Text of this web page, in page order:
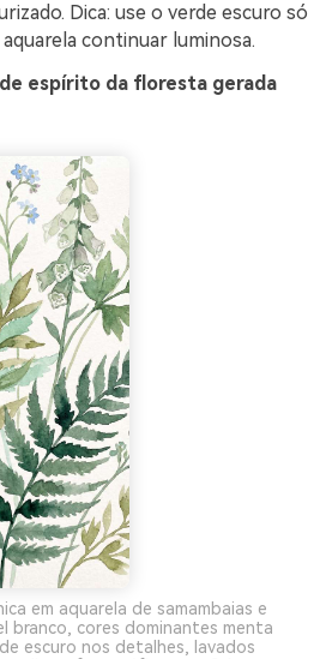
Dica: use o verde escuro só
continuar luminosa.
espírito da floresta gerada
em aquarela de samambaias e
branco, cores dominantes menta
escuro nos detalhes, lavados